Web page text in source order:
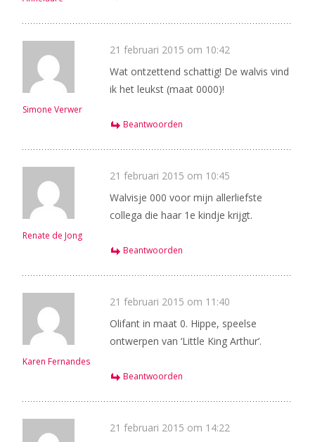
Simone Verwer
21 februari 2015 om 10:42
Wat ontzettend schattig! De walvis vind
ik het leukst (maat 0000)!
Beantwoorden
Renate de Jong
21 februari 2015 om 10:45
Walvisje 000 voor mijn allerliefste
collega die haar 1e kindje krijgt.
Beantwoorden
Karen Fernandes
21 februari 2015 om 11:40
Olifant in maat 0. Hippe, speelse
ontwerpen van ‘Little King Arthur’.
Beantwoorden
21 februari 2015 om 14:22